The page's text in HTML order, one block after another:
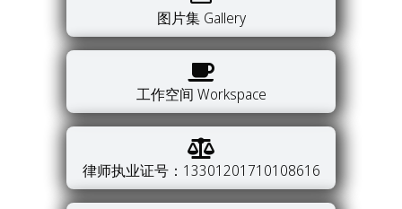
图片集 Gallery
工作空间 Workspace
律师执业证号：13301201710108616